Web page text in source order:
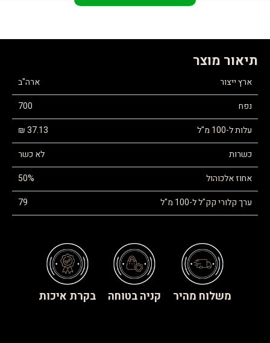
תיאור מוצר
ארץ ייצור
ארה"ב
נפח
700
עלות ל-100 מ"ל
37.13 ₪
כשרות
לא כשר
אחוז אלכוהול
50%
ערך קלורי קק"ל ל-100 מ"ל
79
משלוח מהיר קניה בטוחה בקרת איכות